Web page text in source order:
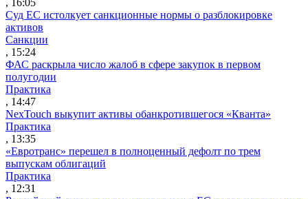
Суд ЕС истолкует санкционные нормы о разблокировке
активов
Санкции
, 15:24
ФАС раскрыла число жалоб в сфере закупок в первом
полугодии
Практика
, 14:47
NexTouch выкупит активы обанкротившегося «Кванта»
Практика
, 13:35
«Евротранс» перешел в полноценный дефолт по трем
выпускам облигаций
Практика
, 12:31